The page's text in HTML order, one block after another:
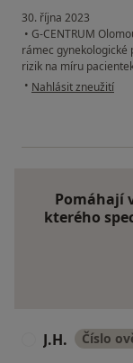
30. října 2023
• G-CENTRUM
rámec
rizik na míru
• podle názoru
Nahlásit zneužití
Pomáhají
kterého
J.H. Číslo